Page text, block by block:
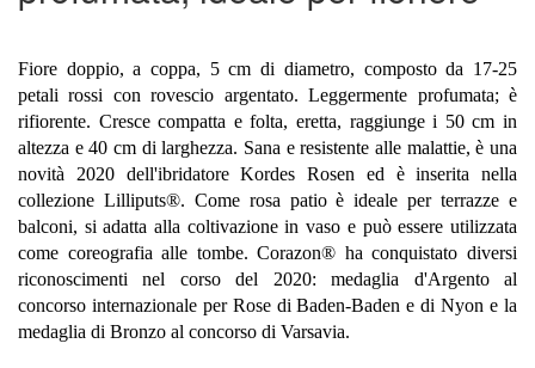
Fiore doppio, a coppa, 5 cm di diametro, composto da 17-25
petali rossi con rovescio argentato. Leggermente profumata; è
rifiorente. Cresce compatta e folta, eretta, raggiunge i 50 cm in
altezza e 40 cm di larghezza. Sana e resistente alle malattie, è una
novità 2020 dell'ibridatore Kordes Rosen ed è inserita nella
collezione Lilliputs®. Come rosa patio è ideale per terrazze e
balconi, si adatta alla coltivazione in vaso e può essere utilizzata
come coreografia alle tombe. Corazon® ha conquistato diversi
riconoscimenti nel corso del 2020: medaglia d'Argento al
concorso internazionale per Rose di Baden-Baden e di Nyon e la
medaglia di Bronzo al concorso di Varsavia.